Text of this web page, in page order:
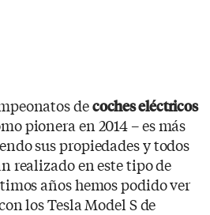
decoches eléctricos
pionera en 2014 – es más
sus propiedades y todos
realizado en este tipo de
años hemos podido ver
los Tesla Model S de